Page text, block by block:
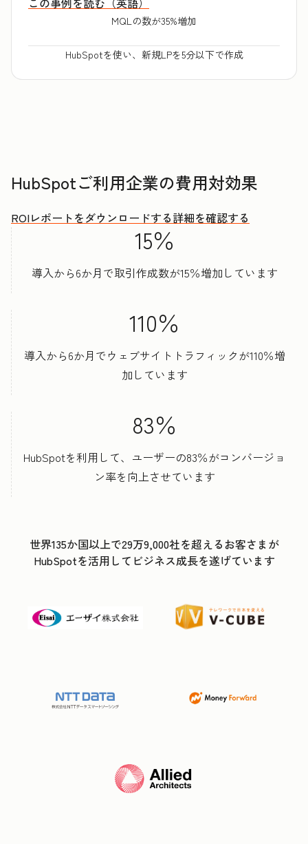
MQLの数が35%増加
HubSpotを使い、新規LPを5分以下で作成
HubSpotご利用企業の費用対効果
ROIレポートをダウンロードする詳細を確認する
15％
導入から6か月で取引作成数が15％増加しています
110％
導入から6か月でウェブサイトトラフィックが110％増
加しています
83％
HubSpotを利用して、ユーザーの83％がコンバージョ
ン率を向上させています
世界135か国以上で29万9,000社を超えるお客さまが
HubSpotを活用してビジネス成長を遂げています